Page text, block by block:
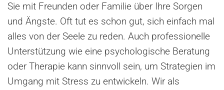
Sie mit Freunden oder Familie über Ihre Sorgen
und Ängste. Oft tut es schon gut, sich einfach mal
alles von der Seele zu reden. Auch professionelle
Unterstützung wie eine psychologische Beratung
oder Therapie kann sinnvoll sein, um Strategien im
Umgang mit Stress zu entwickeln. Wir als